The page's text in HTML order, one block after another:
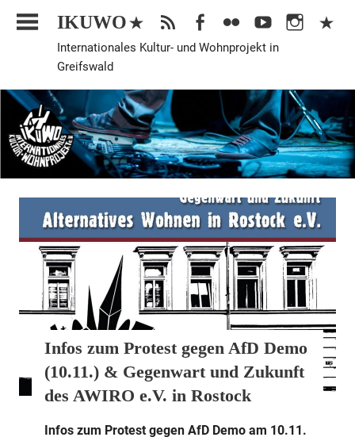
Inhalt
IKUWO
Internationales Kultur- und Wohnprojekt in
Greifswald
Allgemein
Infos zum Protest gegen AfD Demo
(10.11.) & Gegenwart und Zukunft
des AWIRO e.V. in Rostock
Infos zum Protest gegen AfD Demo am 10.11.